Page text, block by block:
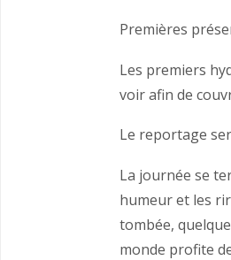
Premières
Les premiers
voir afin de
Le reportage
La journée se
humeur et les
tombée,
monde profite